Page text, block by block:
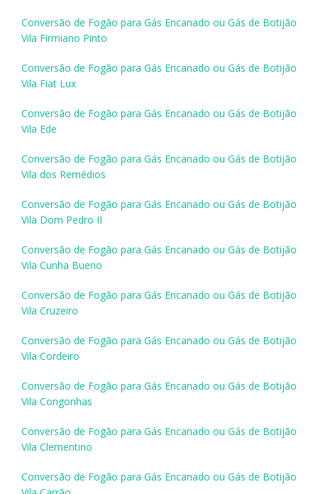
Conversão de Fogão para Gás Encanado ou Gás de Botijão
Vila Firmiano Pinto
Conversão de Fogão para Gás Encanado ou Gás de Botijão
Vila Fiat Lux
Conversão de Fogão para Gás Encanado ou Gás de Botijão
Vila Ede
Conversão de Fogão para Gás Encanado ou Gás de Botijão
Vila dos Remédios
Conversão de Fogão para Gás Encanado ou Gás de Botijão
Vila Dom Pedro II
Conversão de Fogão para Gás Encanado ou Gás de Botijão
Vila Cunha Bueno
Conversão de Fogão para Gás Encanado ou Gás de Botijão
Vila Cruzeiro
Conversão de Fogão para Gás Encanado ou Gás de Botijão
Vila Cordeiro
Conversão de Fogão para Gás Encanado ou Gás de Botijão
Vila Congonhas
Conversão de Fogão para Gás Encanado ou Gás de Botijão
Vila Clementino
Conversão de Fogão para Gás Encanado ou Gás de Botijão